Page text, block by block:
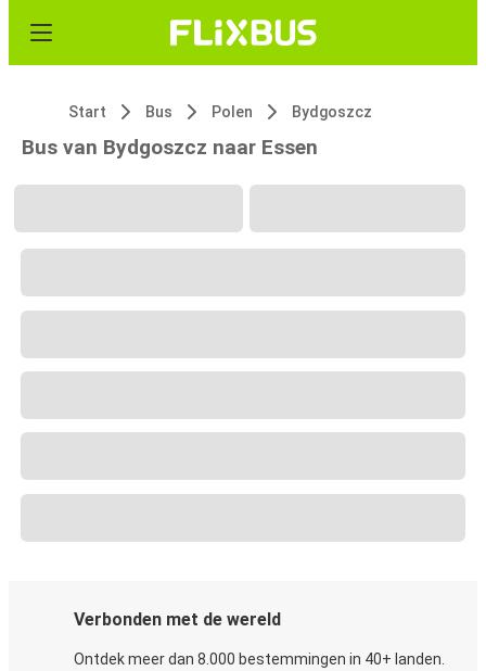
Start Bus Polen Bydgoszcz
Bus van Bydgoszcz naar Essen
Verbonden met de wereld
Ontdek meer dan 8.000 bestemmingen in 40+ landen.